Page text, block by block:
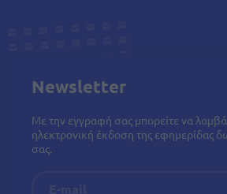
Newsletter
Με την εγγραφή σας μπορείτε να
ηλεκτρονική έκδοση της εφημερίδας
σας.